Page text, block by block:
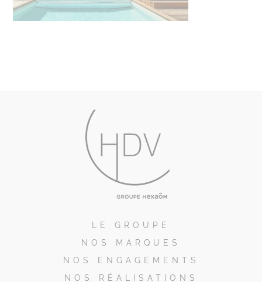
LE GROUPE
NOS MARQUES
NOS ENGAGEMENTS
NOS RÉALISATIONS